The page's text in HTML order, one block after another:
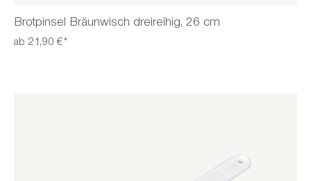
Brotpinsel Bräunwisch dreireihig, 26 cm
ab 21,90 €*